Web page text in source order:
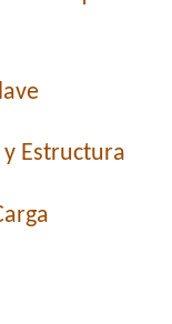
Estructura